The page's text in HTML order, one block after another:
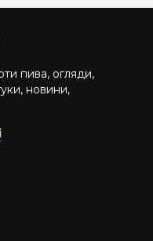
пива, огляди,
новини,